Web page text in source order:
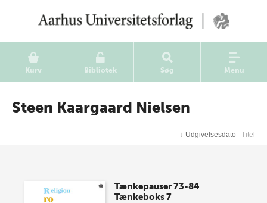
Kurv Bibliotek Søg Menu
Steen Kaargaard Nielsen
↓ Udgivelsesdato Titel
Tænkepauser 73-84
Tænkeboks 7